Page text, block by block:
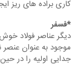
کاری براده های
*فسفر
دیگر عناصر فولاد
موجود به عنوان
جدایی اولیه را در